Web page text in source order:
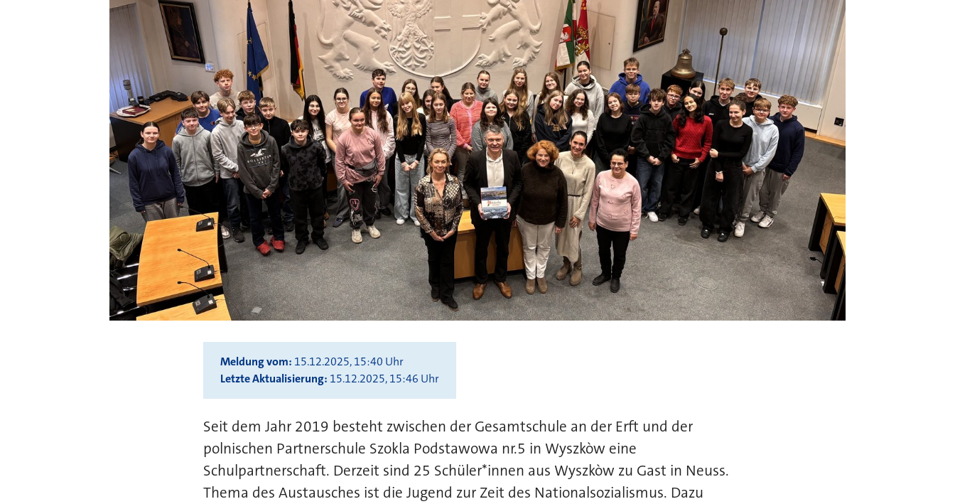
Meldung vom 15.12.2025, 15:40 Uhr
Letzte Aktualisierung 15.12.2025, 15:46 Uhr
Seit dem Jahr 2019 besteht zwischen der Gesamtschule an der Erft und der
polnischen Partnerschule Szokla Podstawowa nr.5 in Wyszkòw eine
Schulpartnerschaft. Derzeit sind 25 Schüler*innen aus Wyszkòw zu Gast in Neuss.
Thema des Austausches ist die Jugend zur Zeit des Nationalsozialismus. Dazu